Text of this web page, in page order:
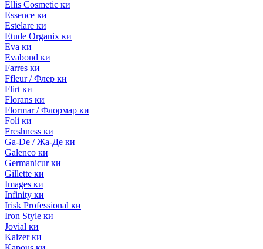
Ellis Cosmetic ки
Essence ки
Estelare ки
Etude Organix ки
Eva ки
Evabond ки
Farres ки
Ffleur / Флер ки
Flirt ки
Florans ки
Flormar / Флормар ки
Foli ки
Freshness ки
Ga-De / Жа-Де ки
Galenco ки
Germanicur ки
Gillette ки
Images ки
Infinity ки
Irisk Professional ки
Iron Style ки
Jovial ки
Kaizer ки